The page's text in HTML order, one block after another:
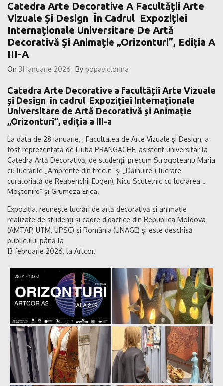
Catedra Arte Decorative A Facultății Arte
Vizuale Și Design În Cadrul Expoziției
Internaționale Universitare De Artă
Decorativă Și Animație „Orizonturi”, Ediția A
III-A
On 31 ianuarie 2026 By popavictorina
Catedra Arte Decorative a facultății Arte Vizuale
și Design în cadrul Expoziției Internaționale
Universitare de Artă Decorativă și Animație
„Orizonturi”, ediția a III-a
La data de 28 ianuarie, , Facultatea de Arte Vizuale și Design, a
fost reprezentată de Liuba PRANGACHE, asistent universitar la
Catedra Artă Decorativă, de studenții precum Strogoteanu Maria
cu lucrările „Amprente din trecut” și „Dăinuire”( lucrare
curatoriată de Reabenchii Eugen), Nicu Scutelnic cu lucrarea „
Moștenire” și Grumeza Erica.
Expoziția, reunește lucrări de artă decorativă și animație
realizate de studenți și cadre didactice din Republica Moldova
(AMTAP, UTM, UPSC) și România (UNAGE) și este deschisă
publicului până la
13 februarie 2026, la Artcor.